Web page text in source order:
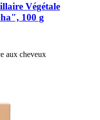
Végétale
100 g
aux cheveux